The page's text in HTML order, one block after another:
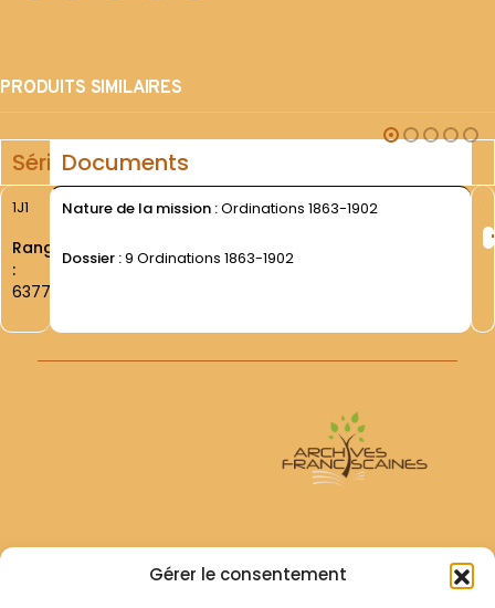
Gérer le consentement
PRODUITS SIMILAIRES
SérieDocuments
1J1
Rang
:
6377
Nature de la mission :Ordinations 1863-1902
Dossier :9 Ordinations 1863-1902
Archives Franciscaines